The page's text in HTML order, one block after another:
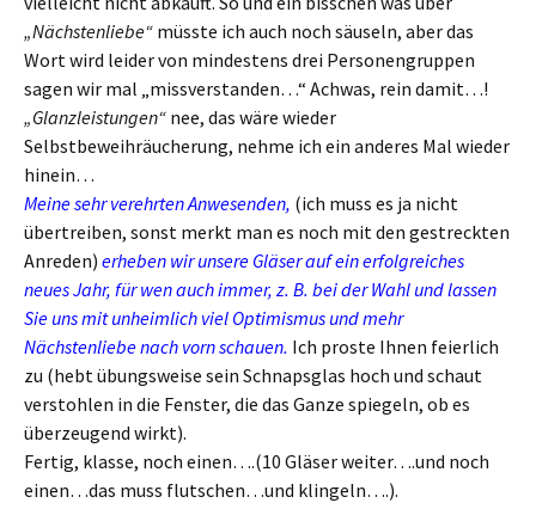
„Nächstenliebe“ müsste ich auch noch säuseln, aber das
Wort wird leider von mindestens drei Personengruppen
sagen wir mal „missverstanden…“ Achwas, rein damit…!
„Glanzleistungen“ nee, das wäre wieder
Selbstbeweihräucherung, nehme ich ein anderes Mal wieder
hinein…
Meine sehr verehrten Anwesenden, (ich muss es ja nicht
übertreiben, sonst merkt man es noch mit den gestreckten
Anreden) erheben wir unsere Gläser auf ein erfolgreiches
neues Jahr, für wen auch immer, z. B. bei der Wahl und lassen
Sie uns mit unheimlich viel Optimismus und mehr
Nächstenliebe nach vorn schauen. Ich proste Ihnen feierlich
zu (hebt übungsweise sein Schnapsglas hoch und schaut
verstohlen in die Fenster, die das Ganze spiegeln, ob es
überzeugend wirkt).
Fertig, klasse, noch einen….(10 Gläser weiter….und noch
einen…das muss flutschen…und klingeln….).